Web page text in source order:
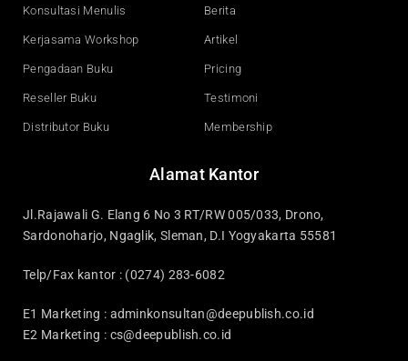
Konsultasi Menulis
Kerjasama Workshop
Pengadaan Buku
Reseller Buku
Distributor Buku
Berita
Artikel
Pricing
Testimoni
Membership
Alamat Kantor
Jl.Rajawali G. Elang 6 No 3 RT/RW 005/033, Drono,
Sardonoharjo, Ngaglik, Sleman, D.I Yogyakarta 55581
Telp/Fax kantor : (0274) 283-6082
E1 Marketing : adminkonsultan@deepublish.co.id
E2 Marketing : cs@deepublish.co.id